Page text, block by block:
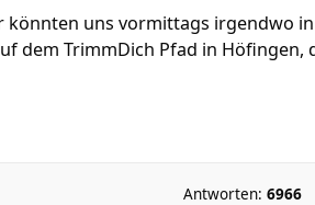
könnten uns vormittags irgendwo
dem TrimmDich Pfad in Höfingen,
Antworten: 6966